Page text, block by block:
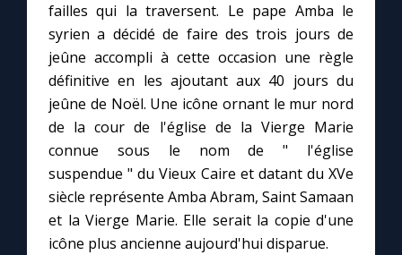
failles qui la traversent. Le pape Amba le
syrien a décidé de faire des trois jours de
jeûne accompli à cette occasion une règle
définitive en les ajoutant aux 40 jours du
jeûne de Noël. Une icône ornant le mur nord
de la cour de l'église de la Vierge Marie
connue sous le nom de " l'église
suspendue " du Vieux Caire et datant du XVe
siècle représente Amba Abram, Saint Samaan
et la Vierge Marie. Elle serait la copie d'une
icône plus ancienne aujourd'hui disparue.